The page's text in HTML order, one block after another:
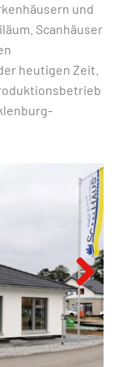
und
Scanhäuser
heutigen Zeit.
Next